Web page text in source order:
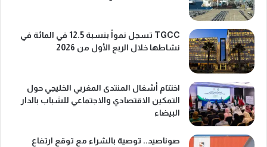
TGCC تسجل نمواً بنسبة 12.5 في المائة في
نشاطها خلال الربع الأول من 2026
اختتام أشغال المنتدى المغربي الخليجي حول
التمكين الاقتصادي والاجتماعي للشباب بالدار
البيضاء
صوناصيد.. توصية بالشراء مع توقع ارتفاع